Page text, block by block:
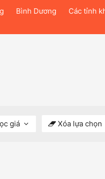
Bình Dương Các tỉnh
giá Xóa lựa chọn